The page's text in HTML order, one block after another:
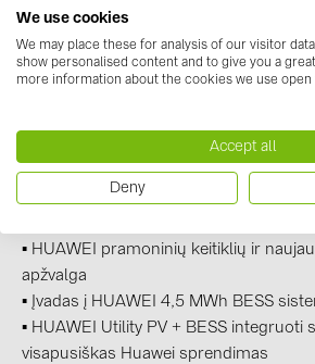
NOVOTEGRA (315)
PROJOY (3)
QILOWATT (3)
SolarEdge (2)
Solinteg (4)
Solis (63)
Power)
▪️ HUAWEI C&I keitiklių ir naujausių
▪️Įvadas į naujos kartos 215 kWh C&I
12:15 - 13:15 | Pietų pertrauka
13:15 - 14:15 | HUAWEI Utility Scale
▪️ HUAWEI pramoninių keitiklių ir
apžvalga
▪️ Įvadas į HUAWEI 4,5 MWh BESS
▪️ HUAWEI Utility PV + BESS integruoti
visapusiškas Huawei sprendimas
We use cookies
We may place these for analysis of our visitor
show personalised content and to give you a
more information about the cookies we use open
Accept all
Deny